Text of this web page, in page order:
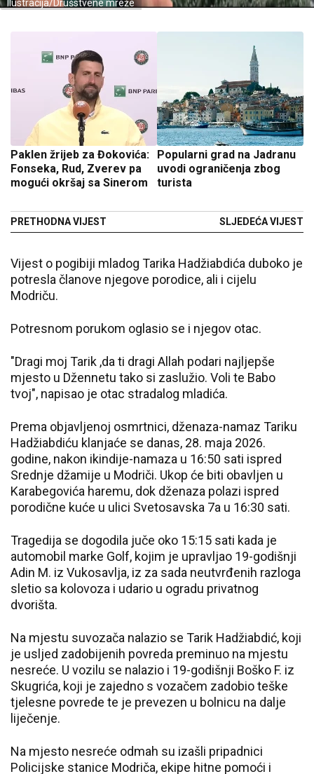
Ilustracija/Drušstvene mreže
Paklen žrijeb za Đokovića:
Fonseka, Rud, Zverev pa
mogući okršaj sa Sinerom
PRETHODNA VIJEST
Popularni grad na Jadranu
uvodi ograničenja zbog
turista
SLJEDEĆA VIJEST
Vijest o pogibiji mladog Tarika Hadžiabdića duboko je
potresla članove njegove porodice, ali i cijelu
Modriču.
Potresnom porukom oglasio se i njegov otac.
"Dragi moj Tarik ,da ti dragi Allah podari najljepše
mjesto u Džennetu tako si zaslužio. Voli te Babo
tvoj", napisao je otac stradalog mladića.
Prema objavljenoj osmrtnici, dženaza-namaz Tariku
Hadžiabdiću klanjaće se danas, 28. maja 2026.
godine, nakon ikindije-namaza u 16:50 sati ispred
Srednje džamije u Modriči. Ukop će biti obavljen u
Karabegovića haremu, dok dženaza polazi ispred
porodične kuće u ulici Svetosavska 7a u 16:30 sati.
Tragedija se dogodila juče oko 15:15 sati kada je
automobil marke Golf, kojim je upravljao 19-godišnji
Adin M. iz Vukosavlja, iz za sada neutvrđenih razloga
sletio sa kolovoza i udario u ogradu privatnog
dvorišta.
Na mjestu suvozača nalazio se Tarik Hadžiabdić, koji
je usljed zadobijenih povreda preminuo na mjestu
nesreće. U vozilu se nalazio i 19-godišnji Boško F. iz
Skugrića, koji je zajedno s vozačem zadobio teške
tjelesne povrede te je prevezen u bolnicu na dalje
liječenje.
Na mjesto nesreće odmah su izašli pripadnici
Policijske stanice Modriča, ekipe hitne pomoći i